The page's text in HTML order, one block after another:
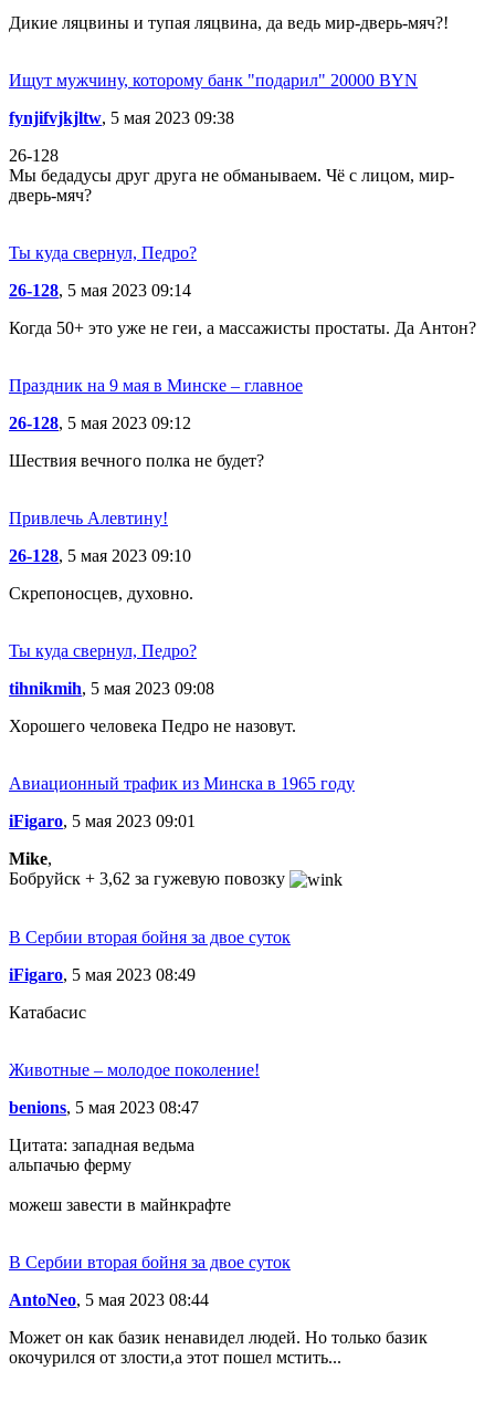
Дикие ляцвины и тупая ляцвина, да ведь мир-дверь-мяч?!
Ищут мужчину, которому банк "подарил" 20000 BYN
fynjifvjkjltw, 5 мая 2023 09:38
26-128
Мы бедадусы друг друга не обманываем. Чё с лицом, мир-
дверь-мяч?
Ты куда свернул, Педро?
26-128, 5 мая 2023 09:14
Когда 50+ это уже не геи, а массажисты простаты. Да Антон?
Праздник на 9 мая в Минске – главное
26-128, 5 мая 2023 09:12
Шествия вечного полка не будет?
Привлечь Алевтину!
26-128, 5 мая 2023 09:10
Скрепоносцев, духовно.
Ты куда свернул, Педро?
tihnikmih, 5 мая 2023 09:08
Хорошего человека Педро не назовут.
Авиационный трафик из Минска в 1965 году
iFigaro, 5 мая 2023 09:01
Mike,
Бобруйск + 3,62 за гужевую повозку
В Сербии вторая бойня за двое суток
iFigaro, 5 мая 2023 08:49
Катабасис
Животные – молодое поколение!
benions, 5 мая 2023 08:47
Цитата: западная ведьма
альпачью ферму
можеш завести в майнкрафте
В Сербии вторая бойня за двое суток
AntoNeo, 5 мая 2023 08:44
Может он как базик ненавидел людей. Но только базик
окочурился от злости,а этот пошел мстить...